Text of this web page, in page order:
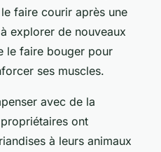
faire courir après une
explorer de nouveaux
le faire bouger pour
ses muscles.
avec de la
ont
à leurs animaux